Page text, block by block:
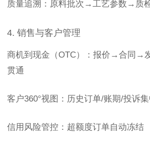
质量追溯：原料批次→工艺参数→质
4. 销售与客户管理
商机到现金（OTC）：报价→合同→
贯通
客户360°视图：历史订单/账期/投诉
信用风险管控：超额度订单自动冻结